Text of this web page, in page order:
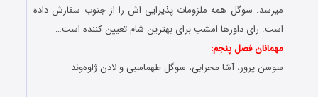
میرسد. سوگل همه ملزومات پذیرایی اش را از جنوب سفارش داده
است. رای داورها امشب برای بهترین شام تعیین کننده است…
مهمانان فصل پنجم:
سوسن پرور، آشا محرابی، سوگل طهماسبی و لادن ژاوه‌وند